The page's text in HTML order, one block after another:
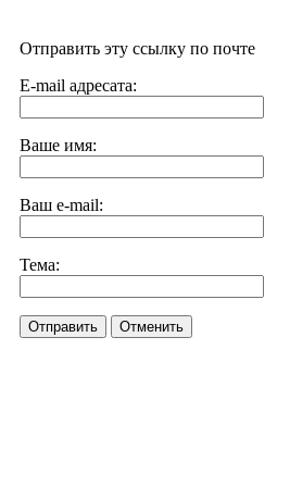
Отправить эту ссылку по почте
E-mail адресата:
Ваше имя:
Ваш e-mail:
Тема:
Отправить Отменить